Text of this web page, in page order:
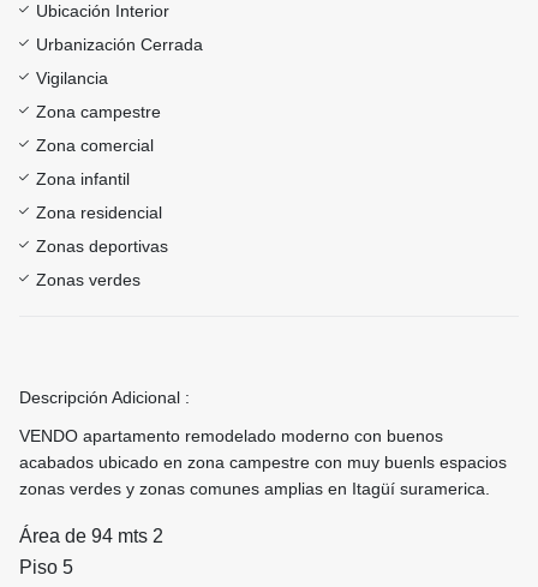
Ubicación Interior
Urbanización Cerrada
Vigilancia
Zona campestre
Zona comercial
Zona infantil
Zona residencial
Zonas deportivas
Zonas verdes
Descripción Adicional :
VENDO apartamento remodelado moderno con buenos
acabados ubicado en zona campestre con muy buenls espacios
zonas verdes y zonas comunes amplias en Itagüí suramerica.
Área de 94 mts 2
Piso 5